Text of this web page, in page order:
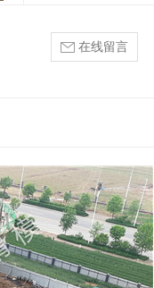
在线留言